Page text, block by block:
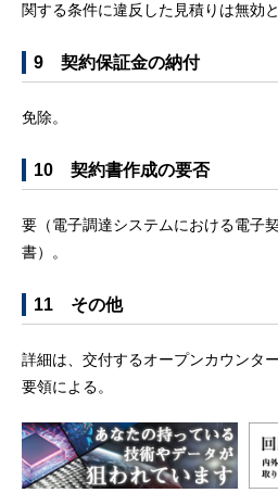
関する条件に違反した見積りは無効と
9 契約保証金の納付
免除。
10 契約書作成の要否
要（電子調達システムにおける電子
書）。
11 その他
詳細は、交付するオープンカウンタ
要領による。